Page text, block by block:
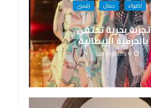
اضواء جمال
رئيسى
تجربة بحرية تحتفي
بالحِرفية الإيطالية
6 months منذ